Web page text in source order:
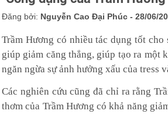
Đăng bởi: Nguyễn Cao Đại Phúc - 28/06/
Trầm Hương có nhiều tác dụng tốt
giúp giảm căng thẳng, giúp tạo ra một
ngăn ngừa sự ảnh hưởng xấu của tress
Các nghiên cứu cũng đã chỉ ra rằng
thơm của Trầm Hương có khả năng